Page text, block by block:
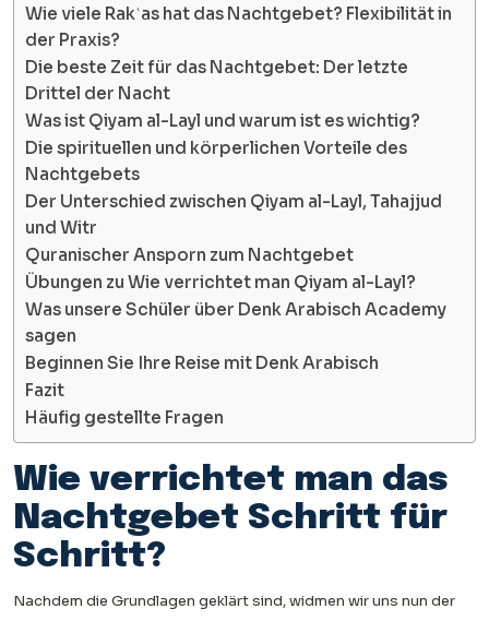
Wie viele Rakʿas hat das Nachtgebet? Flexibilität in
der Praxis?
Die beste Zeit für das Nachtgebet: Der letzte
Drittel der Nacht
Was ist Qiyam al-Layl und warum ist es wichtig?
Die spirituellen und körperlichen Vorteile des
Nachtgebets
Der Unterschied zwischen Qiyam al-Layl, Tahajjud
und Witr
Quranischer Ansporn zum Nachtgebet
Übungen zu Wie verrichtet man Qiyam al-Layl?
Was unsere Schüler über Denk Arabisch Academy
sagen
Beginnen Sie Ihre Reise mit Denk Arabisch
Fazit
Häufig gestellte Fragen
Wie verrichtet man das
Nachtgebet Schritt für
Schritt?
Nachdem die Grundlagen geklärt sind, widmen wir uns nun der